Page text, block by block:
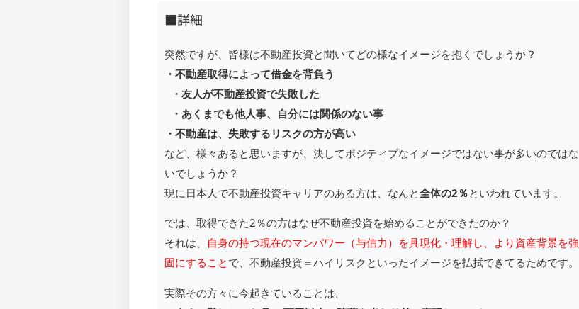
■詳細
突然ですが、皆様は不動産投資と聞いてどの様なイメージを抱くでしょうか？
・不動産取得によって借金を背負う
・友人が不動産投資で失敗した
・あくまでも他人事、自分には関係のない事
・不動産は、失敗するリスクの方が高い
など、様々あると思いますが、決してポジティブなイメージではない事が多いのではな
いでしょうか？
現に日本人で不動産投資キャリアのある方は、なんと全体の2％といわれています。
では、取得できた2％の方はなぜ不動産投資を始めることができたのか？
それは、 自身の持つ現在のマンパワー（与信力）を具現化・理解し、より資産背景を強
固にすること で、不動産投資＝ハイリスクといったイメージを払拭できてるためです。
実際その方々に今起きていることは、